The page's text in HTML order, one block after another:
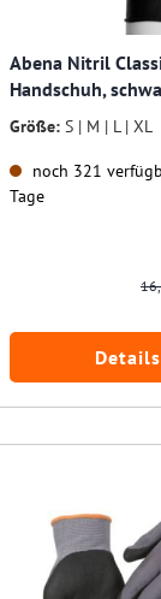
Abena Nitril
Handschuh,
Größe: S | M | L | XL
noch 321
Tage
Details